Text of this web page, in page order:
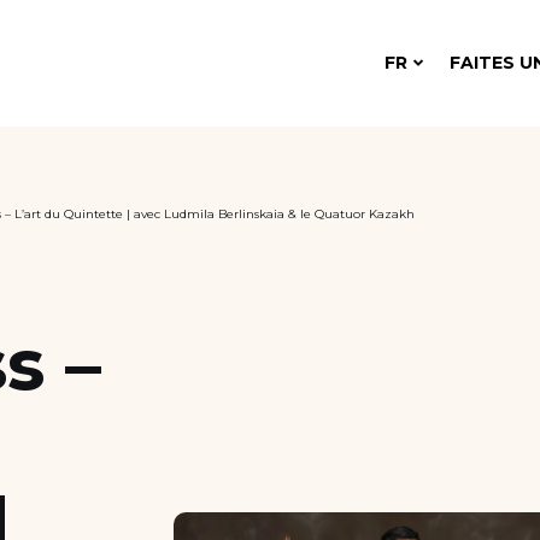
FR FAITES
– L’art du Quintette | avec Ludmila Berlinskaia & le Quatuor Kazakh
–